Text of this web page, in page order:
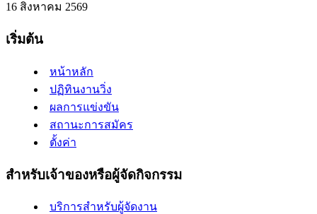
16 สิงหาคม 2569
เริ่มต้น
หน้าหลัก
ปฏิทินงานวิ่ง
ผลการแข่งขัน
สถานะการสมัคร
ตั้งค่า
สำหรับเจ้าของหรือผู้จัดกิจกรรม
บริการสำหรับผู้จัดงาน